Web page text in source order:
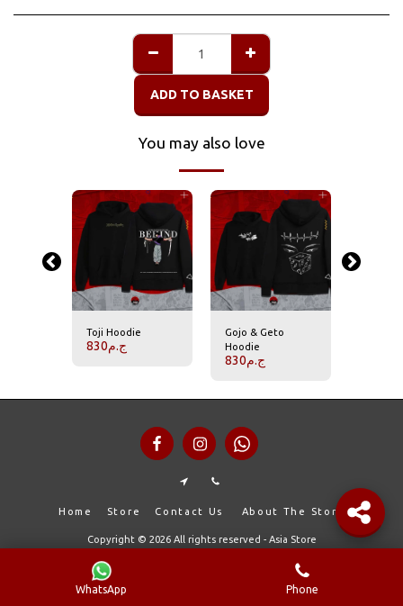
ADD TO BASKET
You may also love
Toji Hoodie
ج.م830
Gojo & Geto
Hoodie
ج.م830
Home Store Contact Us About The Store
Copyright © 2026 All rights reserved - Asia Store
WhatsApp Phone